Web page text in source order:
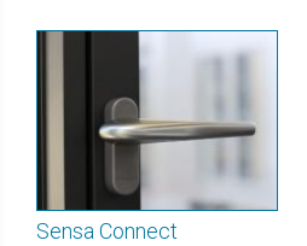
Sensa Connect